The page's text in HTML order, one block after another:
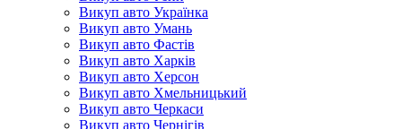
Викуп авто Українка
Викуп авто Умань
Викуп авто Фастів
Викуп авто Харків
Викуп авто Херсон
Викуп авто Хмельницький
Викуп авто Черкаси
Викуп авто Чернігів